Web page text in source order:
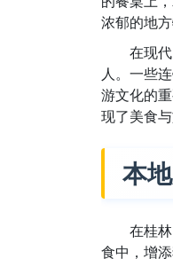
浓郁的地
在现
人。一些
游文化的
现了美食
本
在桂
食中，增添